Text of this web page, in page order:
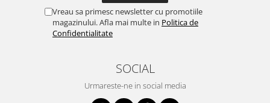
Articole Sanatate si Wellness
Consumabile sanitare
Cosmetice si produse ingrijire
Vreau sa primesc newsletter cu promotiile
magazinului. Afla mai multe in Politica de
Confidentialitate
SOCIAL
Urmareste-ne in social media